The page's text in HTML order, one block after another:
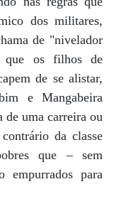
dos militares,
de "nivelador
que os filhos de
de se alistar,
e Mangabeira
de uma carreira ou
da classe
que – sem
empurrados para